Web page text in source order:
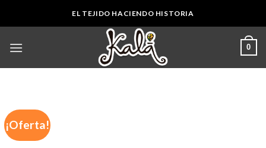
EL TEJIDO HACIENDO HISTORIA
0
¡Oferta!